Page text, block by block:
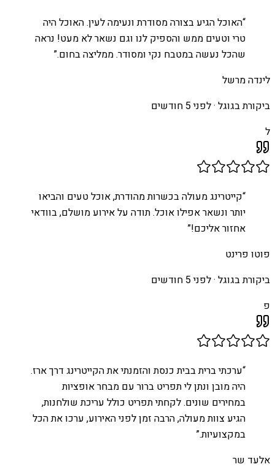
“האוכל הגיע בצורה מסודרת ונעימה לעין. האוכל היה
טרי וטעים ממש והספיק לנו וגם נשאר לא מעט! נראה
שהכל נעשה במטבח נקי ומסודר. ממליצה בחום.”
לינדה מרשל
ביקורת בגוגל ·לפני 5 חודשים
ל
“קייטרינג מעולה בכשרות מהודרת, אוכל טעים והביאו
יותר ונשאר אפילו אוכל. תודה על אירוע מושלם, בוודאי
אחזור אליכם!”
פוטו פרינט
ביקורת בגוגל ·לפני 5 חודשים
פ
“ערכתי ברית בבית כנסת והזמנתי את הקייטרינג דרך ארז.
היה מובן ונתן לי תפריט ברור עם מבחר אופציות
במחירים שונים. לקחתי תפריט כולל עריכת שולחנות,
הגיע צוות מעולה, הרבה זמן לפני האירוע, ערכו את הכל
במקצועיות.”
אלעד שר